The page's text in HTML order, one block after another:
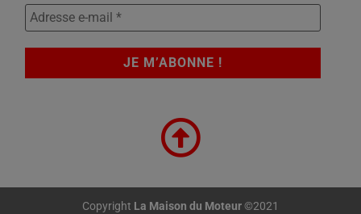
Copyright La Maison du Moteur©2021